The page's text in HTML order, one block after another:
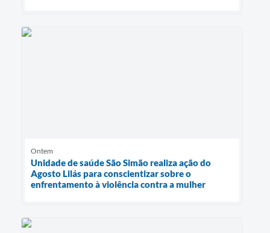
Ontem
Unidade de saúde São Simão realiza ação do
Agosto Lilás para conscientizar sobre o
enfrentamento à violência contra a mulher